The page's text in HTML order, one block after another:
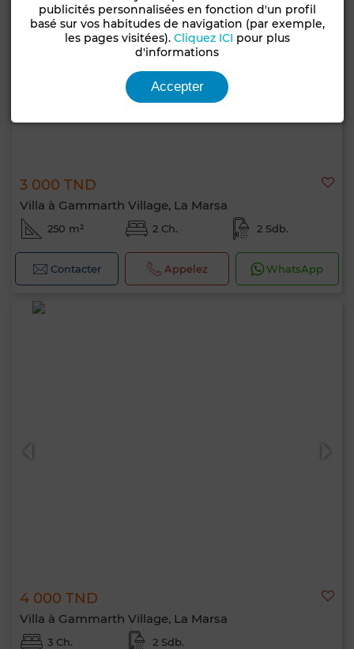
3 000 TND
Villa à Gammarth Village, La Marsa
250 m² 2 Ch. 2 Sdb.
Contacter Appelez WhatsApp
4 000 TND
Villa à Gammarth Village, La Marsa
3 Ch. 2 Sdb.
publicités personnalisées en fonction d'un profil
basé sur vos habitudes de navigation (par exemple,
les pages visitées). Cliquez ICI pour plus
d'informations
Accepter